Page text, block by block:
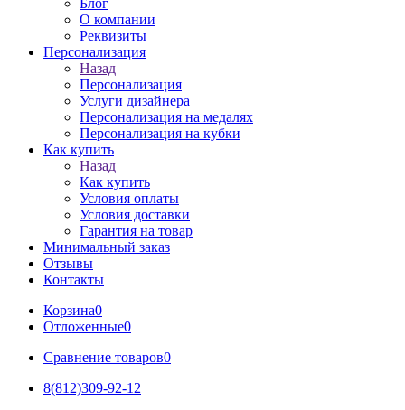
Блог
О компании
Реквизиты
Персонализация
Назад
Персонализация
Услуги дизайнера
Персонализация на медалях
Персонализация на кубки
Как купить
Назад
Как купить
Условия оплаты
Условия доставки
Гарантия на товар
Минимальный заказ
Отзывы
Контакты
Корзина0
Отложенные0
Сравнение товаров0
8(812)309-92-12